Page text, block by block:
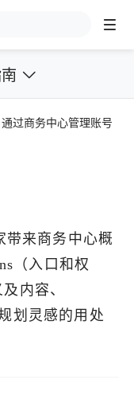
通过商务中心管理账号
带来商务中心概
（入口和权
内容、
划灵感的用处